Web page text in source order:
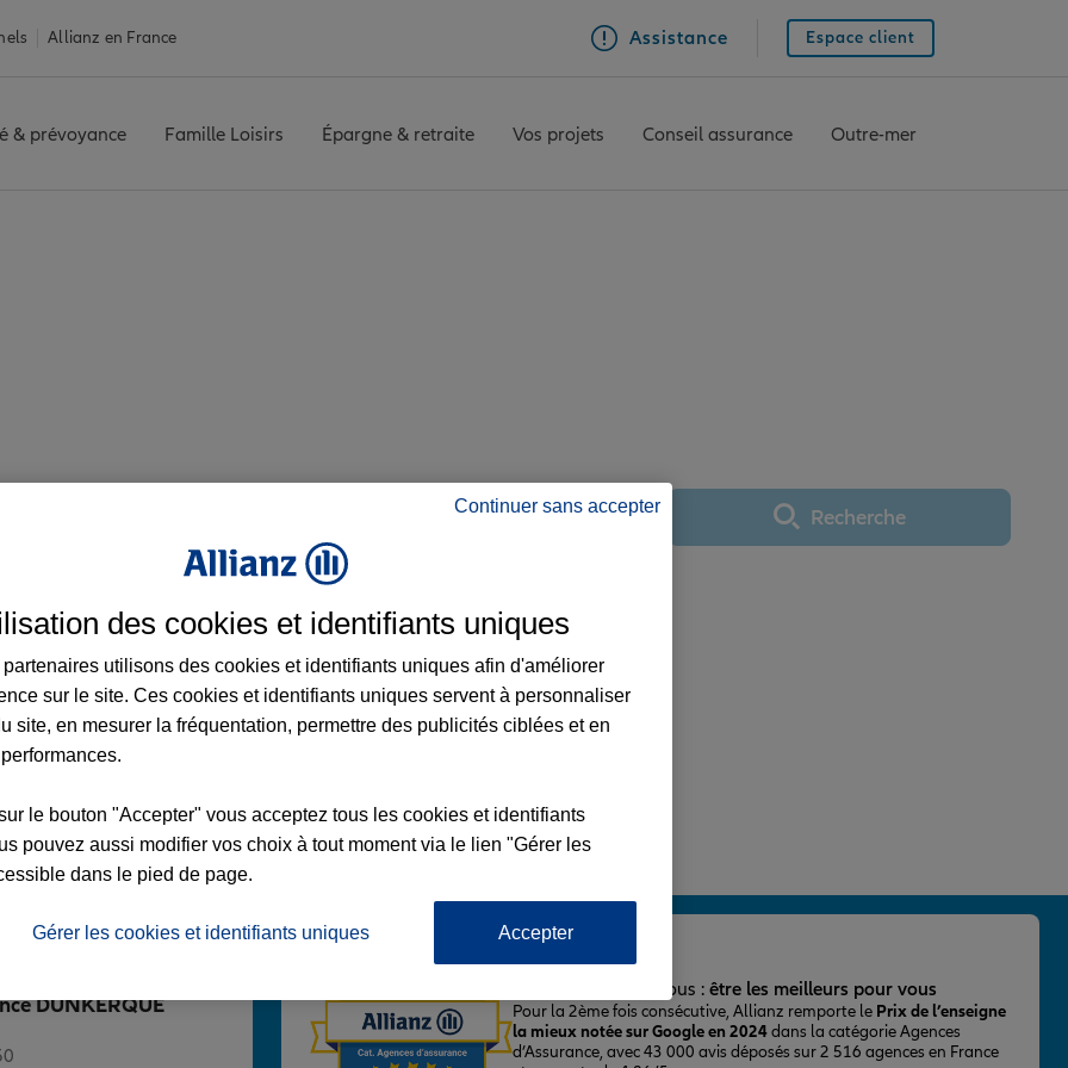
Allianz en France Assistance Espace client
& prévoyance Famille Loisirs Épargne & retraite Vos projets Conseil assurance Outre-mer
Utiliser ma positionRecherche
CLEMENCEAU
Voir l'agence
DUNKERQUE
L'important pour nous : être les meilleurs pour vous
Pour la 2ème fois consécutive, Allianz remporte le Prix de l’enseigne
la mieux notée sur Google en 2024dans la catégorie Agences
d’Assurance, avec 43 000 avis déposés sur 2 516 agences en France
Continuer sans accepter
des cookies et identifiants uniques
partenaires utilisons des cookies et identifiants uniques afin d'améliorer
sur le site. Ces cookies et identifiants uniques servent à personnaliser
site, en mesurer la fréquentation, permettre des publicités ciblées et en
le bouton "Accepter" vous acceptez tous les cookies et identifiants
pouvez aussi modifier vos choix à tout moment via le lien "Gérer les
dans le pied de page.
Gérer les cookies et identifiants uniques Accepter